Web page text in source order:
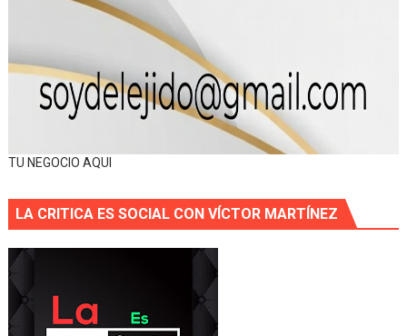
TU NEGOCIO AQUI
LA CRITICA ES SOCIAL CON VÍCTOR MARTÍNEZ